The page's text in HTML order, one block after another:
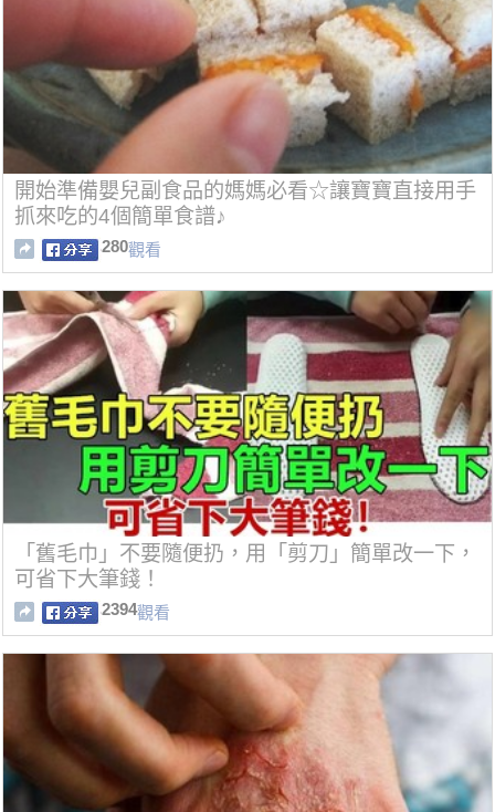
開始準備嬰兒副食品的媽媽必看☆讓寶寶直接用手
抓來吃的4個簡單食譜♪
280觀看
「舊毛巾」不要隨便扔，用「剪刀」簡單改一下，
可省下大筆錢！
2394觀看